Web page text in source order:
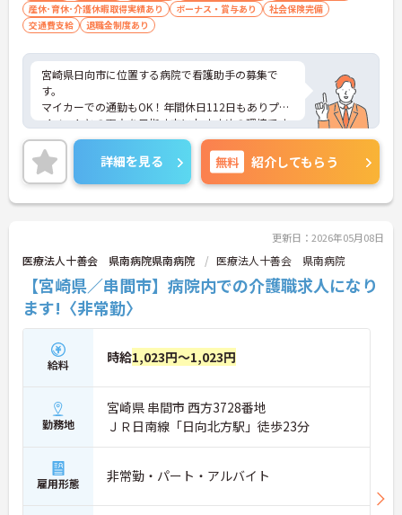
産休･育休･介護休暇取得実績あり
ボーナス・賞与あり
社会保険完備
交通費支給
退職金制度あり
宮崎県日向市に位置する病院で看護助手の募集で
す。
マイカーでの通勤もOK！年間休日112日もありプラ
イベートとの両立を目指す方におすすめの環境です
◎昇給や賞与制度があり、頑張りが評価されてしっ
かりと職員に還元されます。しっかりとしたフォロ
ー体制で、経験に関わらず安心してスタートできま
す。
こちらの求人にご興味がございましたら面接のポイ
詳細を見る 無料 紹介してもらう
更新日：2026年05月08日
医療法人十善会 県南病院県南病院 医療法人十善会 県南病院
【宮崎県／串間市】病院内での介護職求人になり
ます!〈非常勤〉
給料 時給1,023円～1,023円
勤務地
宮崎県 串間市 西方3728番地
ＪＲ日南線「日向北方駅」徒歩23分
雇用形態 非常勤・パート・アルバイト